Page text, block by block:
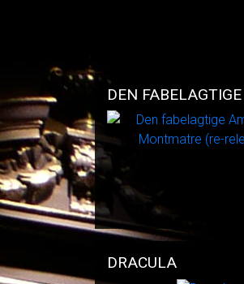
DRACULA